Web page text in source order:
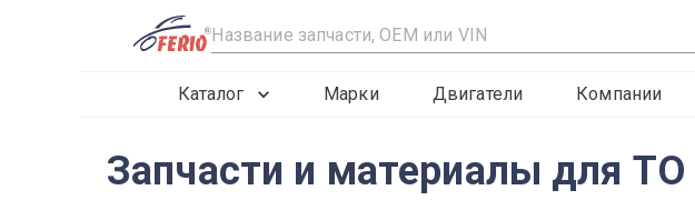
R
Каталог Марки Двигатели Компании
Запчасти и материалы для ТО